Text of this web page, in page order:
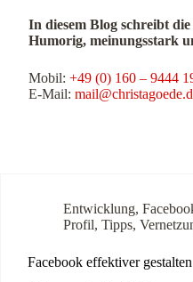
In diesem Blog schreibt
Humorig, meinungsstark
Mobil: +49 (0) 160 – 9444
E-Mail:
Entwicklung,
Profil, Tipps,
Facebook effektiver gestalten